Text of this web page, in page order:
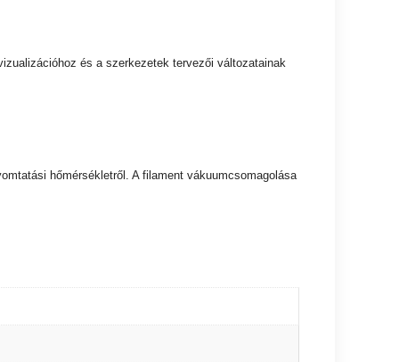
és a szerkezetek tervezői változatainak
hőmérsékletről. A filament vákuumcsomagolása